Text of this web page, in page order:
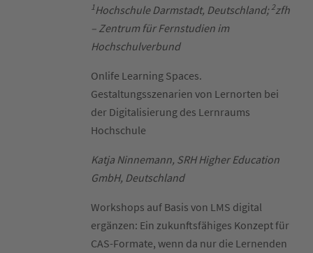
1 Hochschule Darmstadt, Deutschland; 2zfh
– Zentrum für Fernstudien im
Hochschulverbund
Onlife Learning Spaces.
Gestaltungsszenarien von Lernorten bei
der Digitalisierung des Lernraums
Hochschule
Katja Ninnemann, SRH Higher Education
GmbH, Deutschland
Workshops auf Basis von LMS digital
ergänzen: Ein zukunftsfähiges Konzept für
CAS-Formate, wenn da nur die Lernenden